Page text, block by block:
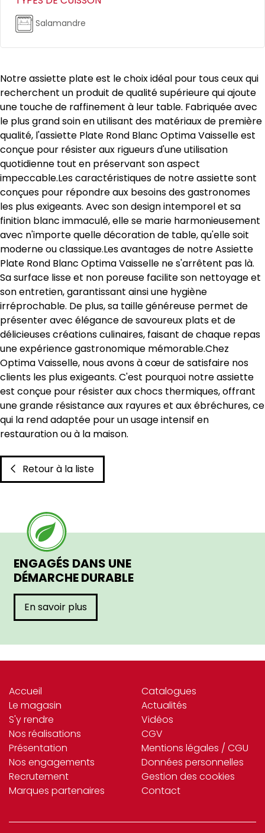
Salamandre
Notre assiette plate est le choix idéal pour tous ceux qui
recherchent un produit de qualité supérieure qui ajoute
une touche de raffinement à leur table. Fabriquée avec
le plus grand soin en utilisant des matériaux de première
qualité, l'assiette Plate Rond Blanc Optima Vaisselle est
conçue pour résister aux rigueurs d'une utilisation
quotidienne tout en préservant son aspect
impeccable.Les caractéristiques de notre assiette sont
conçues pour répondre aux besoins des gastronomes
les plus exigeants. Avec son design intemporel et sa
finition blanc immaculé, elle se marie harmonieusement
avec n'importe quelle décoration de table, qu'elle soit
moderne ou classique.Les avantages de notre Assiette
Plate Rond Blanc Optima Vaisselle ne s'arrêtent pas là.
Sa surface lisse et non poreuse facilite son nettoyage et
son entretien, garantissant ainsi une hygiène
irréprochable. De plus, sa taille généreuse permet de
présenter avec élégance de savoureux plats et de
délicieuses créations culinaires, faisant de chaque repas
une expérience gastronomique mémorable.Chez
Optima Vaisselle, nous avons à cœur de satisfaire nos
clients les plus exigeants. C'est pourquoi notre assiette
est conçue pour résister aux chocs thermiques, offrant
une grande résistance aux rayures et aux ébréchures, ce
qui la rend adaptée pour un usage intensif en
restauration ou à la maison.
Retour à la liste
ENGAGÉS DANS UNE
DÉMARCHE DURABLE
En savoir plus
Accueil
Le magasin
S'y rendre
Nos réalisations
Présentation
Nos engagements
Recrutement
Marques partenaires
Catalogues
Actualités
Vidéos
CGV
Mentions légales / CGU
Données personnelles
Gestion des cookies
Contact